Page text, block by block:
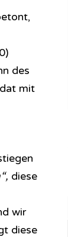
des
mit
diese
wir
diese